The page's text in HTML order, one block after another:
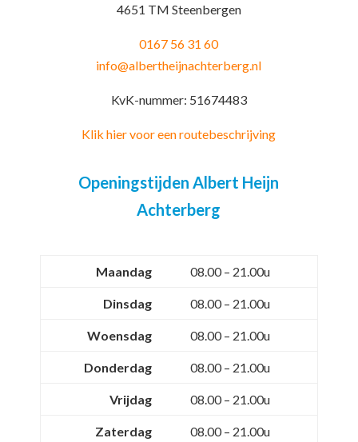
4651 TM Steenbergen
0167 56 31 60
info@albertheijnachterberg.nl
KvK-nummer: 51674483
Klik hier voor een routebeschrijving
Openingstijden Albert Heijn
Achterberg
Maandag 08.00 – 21.00u
Dinsdag 08.00 – 21.00u
Woensdag 08.00 – 21.00u
Donderdag 08.00 – 21.00u
Vrijdag 08.00 – 21.00u
Zaterdag 08.00 – 21.00u